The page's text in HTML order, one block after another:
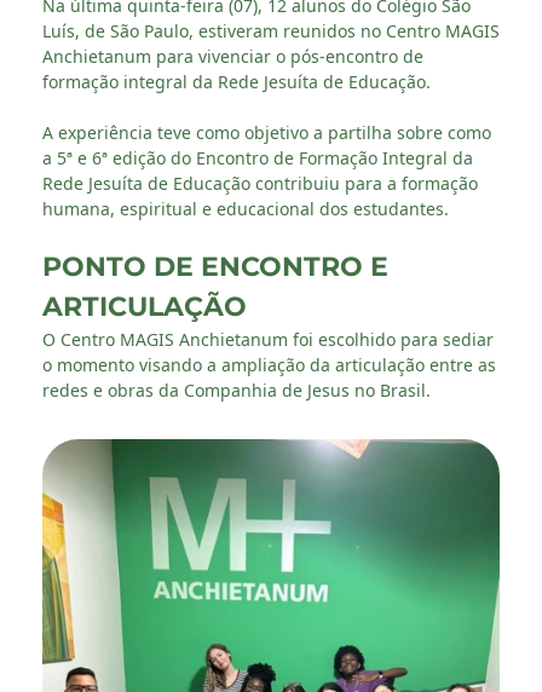
Na última quinta-feira (07), 12 alunos do Colégio São
Luís, de São Paulo, estiveram reunidos no Centro MAGIS
Anchietanum para vivenciar o pós-encontro de
formação integral da Rede Jesuíta de Educação.
A experiência teve como objetivo a partilha sobre como
a 5ª e 6ª edição do Encontro de Formação Integral da
Rede Jesuíta de Educação contribuiu para a formação
humana, espiritual e educacional dos estudantes.
PONTO DE ENCONTRO E
ARTICULAÇÃO
O Centro MAGIS Anchietanum foi escolhido para sediar
o momento visando a ampliação da articulação entre as
redes e obras da Companhia de Jesus no Brasil.